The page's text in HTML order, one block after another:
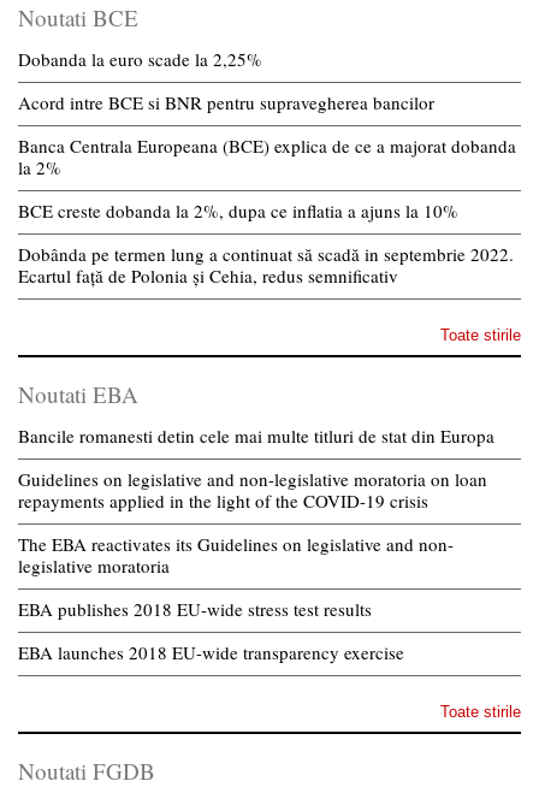
Noutati BCE
Dobanda la euro scade la 2,25%
Acord intre BCE si BNR pentru supravegherea bancilor
Banca Centrala Europeana (BCE) explica de ce a majorat dobanda
la 2%
BCE creste dobanda la 2%, dupa ce inflatia a ajuns la 10%
Dobânda pe termen lung a continuat să scadă in septembrie 2022.
Ecartul față de Polonia și Cehia, redus semnificativ
Toate stirile
Noutati EBA
Bancile romanesti detin cele mai multe titluri de stat din Europa
Guidelines on legislative and non-legislative moratoria on loan
repayments applied in the light of the COVID-19 crisis
The EBA reactivates its Guidelines on legislative and non-
legislative moratoria
EBA publishes 2018 EU-wide stress test results
EBA launches 2018 EU-wide transparency exercise
Toate stirile
Noutati FGDB